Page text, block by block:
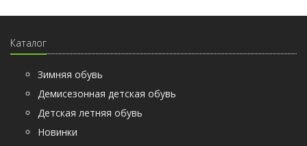
Каталог
Зимняя обувь
Демисезонная детская обувь
Детская летняя обувь
Новинки